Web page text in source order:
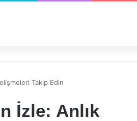
Takip Edin
İzle: Anlık